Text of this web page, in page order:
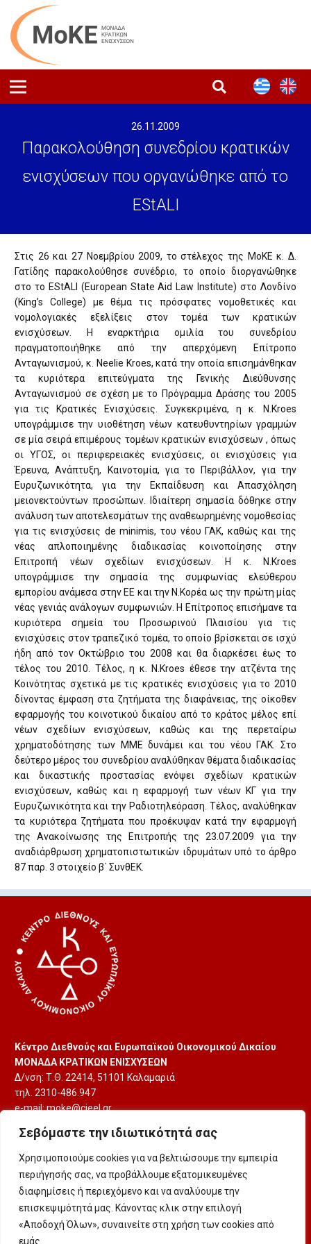
Σεβόμαστε την ιδιωτικότητά σας
Χρησιμοποιούμε cookies για να βελτιώσουμε την εμπειρία
περιήγησής σας, να προβάλλουμε εξατομικευμένες
διαφημίσεις ή περιεχόμενο και να αναλύουμε την
επισκεψιμότητά μας. Κάνοντας κλικ στην επιλογή
«Αποδοχή Όλων», συναινείτε στη χρήση των cookies από
εμάς.
26.11.2009
Παρακολούθηση συνεδρίου κρατικών
ενισχύσεων που οργανώθηκε από το
EStALI
Στις 26 και 27 Νοεμβρίου 2009, το στέλεχος της ΜοΚΕ κ. Δ.
Γατίδης παρακολούθησε συνέδριο, το οποίο διοργανώθηκε
στο το EStALI (European State Aid Law Institute) στο Λονδίνο
(King’s College) με θέμα τις πρόσφατες νομοθετικές και
νομολογιακές εξελίξεις στον τομέα των κρατικών
ενισχύσεων. Η εναρκτήρια ομιλία του συνεδρίου
πραγματοποιήθηκε από την απερχόμενη Επίτροπο
Ανταγωνισμού, κ. Neelie Kroes, κατά την οποία επισημάνθηκαν
τα κυριότερα επιτεύγματα της Γενικής Διεύθυνσης
Ανταγωνισμού σε σχέση με το Πρόγραμμα Δράσης του 2005
για τις Κρατικές Ενισχύσεις. Συγκεκριμένα, η κ. Ν.Kroes
υπογράμμισε την υιοθέτηση νέων κατευθυντηρίων γραμμών
σε μία σειρά επιμέρους τομέων κρατικών ενισχύσεων , όπως
οι ΥΓΟΣ, οι περιφερειακές ενισχύσεις, οι ενισχύσεις για
Έρευνα, Ανάπτυξη, Καινοτομία, για το Περιβάλλον, για την
Ευρυζωνικότητα, για την Εκπαίδευση και Απασχόληση
μειονεκτούντων προσώπων. Ιδιαίτερη σημασία δόθηκε στην
ανάλυση των αποτελεσμάτων της αναθεωρημένης νομοθεσίας
για τις ενισχύσεις de minimis, του νέου ΓΑΚ, καθώς και της
νέας απλοποιημένης διαδικασίας κοινοποίησης στην
Επιτροπή νέων σχεδίων ενισχύσεων. Η κ. Ν.Kroes
υπογράμμισε την σημασία της συμφωνίας ελεύθερου
εμπορίου ανάμεσα στην ΕΕ και την N.Κορέα ως την πρώτη μίας
νέας γενιάς ανάλογων συμφωνιών. Η Επίτροπος επισήμανε τα
κυριότερα σημεία του Προσωρινού Πλαισίου για τις
ενισχύσεις στον τραπεζικό τομέα, το οποίο βρίσκεται σε ισχύ
ήδη από τον Οκτώβριο του 2008 και θα διαρκέσει έως το
τέλος του 2010. Τέλος, η κ. Ν.Kroes έθεσε την ατζέντα της
Κοινότητας σχετικά με τις κρατικές ενισχύσεις για το 2010
δίνοντας έμφαση στα ζητήματα της διαφάνειας, της οίκοθεν
εφαρμογής του κοινοτικού δικαίου από το κράτος μέλος επί
νέων σχεδίων ενισχύσεων, καθώς και της περεταίρω
χρηματοδότησης των ΜΜΕ δυνάμει και του νέου ΓΑΚ. Στο
δεύτερο μέρος του συνεδρίου αναλύθηκαν θέματα διαδικασίας
και δικαστικής προστασίας ενόψει σχεδίων κρατικών
ενισχύσεων, καθώς και η εφαρμογή των νέων ΚΓ για την
Ευρυζωνικότητα και την Ραδιοτηλεόραση. Τέλος, αναλύθηκαν
τα κυριότερα ζητήματα που προέκυψαν κατά την εφαρμογή
της Ανακοίνωσης της Επιτροπής της 23.07.2009 για την
αναδιάρθρωση χρηματοπιστωτικών ιδρυμάτων υπό το άρθρο
87 παρ. 3 στοιχείο β΄ ΣυνθΕΚ.
Κέντρο Διεθνούς και Ευρωπαϊκού Οικονομικού Δικαίου
ΜΟΝΑΔΑ ΚΡΑΤΙΚΩΝ ΕΝΙΣΧΥΣΕΩΝ
Δ/νση: Τ.Θ. 22414, 51101 Καλαμαριά
τηλ. 2310-486.947
e-mail:moke@cieel.gr
Ασφάλεια & Προσωπικά Δεδομένα